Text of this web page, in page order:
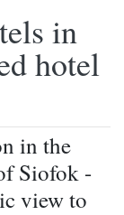
in
hotel
in the
Siofok -
view to